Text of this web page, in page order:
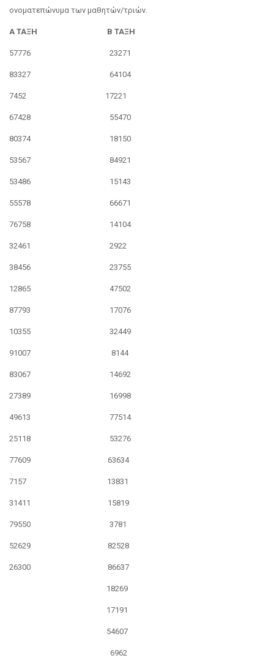
ονοματεπώνυμα των μαθητών/τριών.
Α ΤΑΞΗ Β ΤΑΞΗ
57776 23271
83327 64104
7452 17221
67428 55470
80374 18150
53567 84921
53486 15143
55578 66671
76758 14104
32461 2922
38456 23755
12865 47502
87793 17076
10355 32449
91007 8144
83067 14692
27389 16998
49613 77514
25118 53276
77609 63634
7157 13831
31411 15819
79550 3781
52629 82528
26300 86637
18269
17191
54607
6962